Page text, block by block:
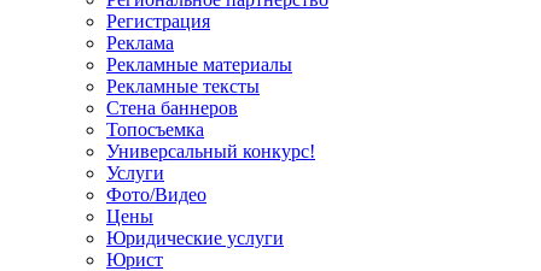
Регистрация
Реклама
Рекламные материалы
Рекламные тексты
Стена баннеров
Топосъемка
Универсальный конкурс!
Услуги
Фото/Видео
Цены
Юридические услуги
Юрист